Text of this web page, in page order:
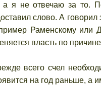
а я не отвечаю за то.
слово. А
Раменскому или
власть по
всего счел
на год раньше, а